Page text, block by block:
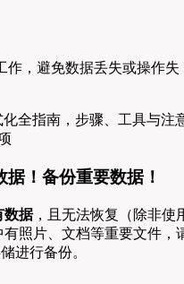
作，避免数据丢失或操作失
！备份重要数据！
数据，且无法恢复（除非使
照片、文档等重要文件，
进行备份。